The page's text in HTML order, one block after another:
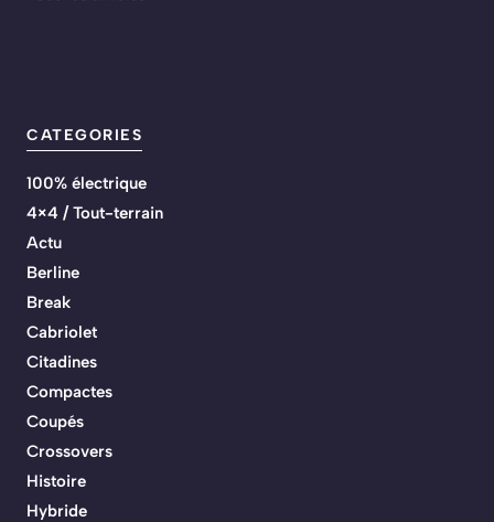
CATEGORIES
100% électrique
4×4 / Tout-terrain
Actu
Berline
Break
Cabriolet
Citadines
Compactes
Coupés
Crossovers
Histoire
Hybride